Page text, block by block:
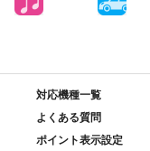
対応機種一覧
よくある質問
ポイント表示設定